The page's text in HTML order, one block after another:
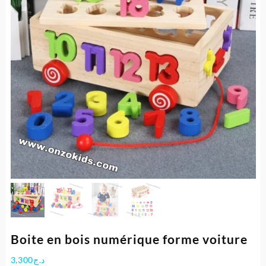
Boite en bois numérique forme voiture
د.ج3,300